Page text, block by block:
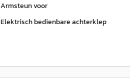
Armsteun voor
Elektrisch bedienbare achterklep